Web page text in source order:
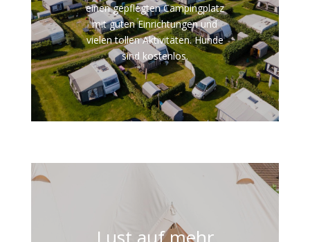
einen gepflegten Campingplatz
mit guten Einrichtungen und
vielen tollen Aktivitäten. Hunde
sind kostenlos.
Lust auf mehr